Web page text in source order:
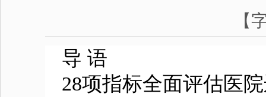
【
导 语
28项指标全面评估医院